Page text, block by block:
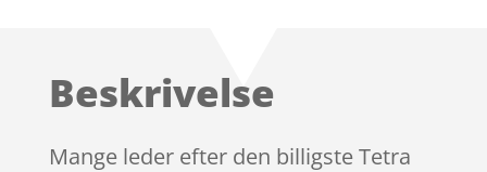
kundebedø
Beskrivelse
Mange leder efter den billigste Tetra